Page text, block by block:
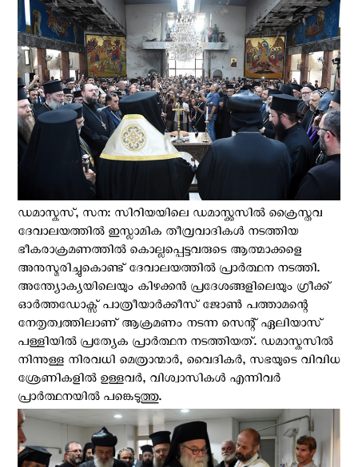
ഡമാസ്കസ്, സന: സിറിയയിലെ ഡമാസ്ക്കസില്‍ ക്രൈസ്തവ
ദേവാലയത്തില്‍ ഇസ്ലാമിക തീവ്രവാദികള്‍ നടത്തിയ
ഭീകരാക്രമണത്തിൽ കൊല്ലപ്പെട്ടവരുടെ ആത്മാക്കളെ
അനുസ്മരിച്ചുകൊണ്ട് ദേവാലയത്തില്‍ പ്രാര്‍ത്ഥന നടത്തി.
അന്ത്യോക്യയിലെയും കിഴക്കൻ പ്രദേശങ്ങളിലെയും ഗ്രീക്ക്
ഓർത്തഡോക്സ് പാത്രീയാര്‍ക്കീസ് ​​ജോൺ പത്താമന്റെ
നേതൃത്വത്തിലാണ് ആക്രമണം നടന്ന സെന്റ് ഏലിയാസ്
പള്ളിയിൽ പ്രത്യേക പ്രാർത്ഥന നടത്തിയത്. ഡമാസ്കസിൽ
നിന്നുള്ള നിരവധി മെത്രാന്മാര്‍, വൈദികര്‍, സഭയുടെ വിവിധ
ശ്രേണികളില്‍ ഉള്ളവര്‍, വിശ്വാസികള്‍ എന്നിവര്‍
പ്രാർത്ഥനയിൽ പങ്കെടുത്തു.